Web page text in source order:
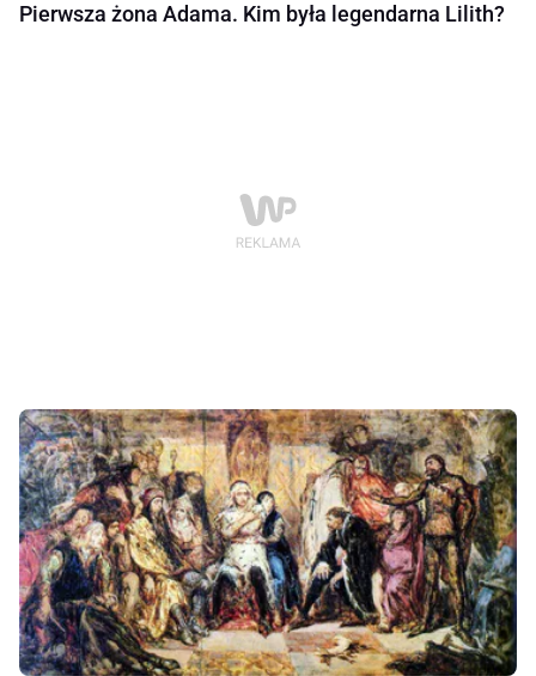
Pierwsza żona Adama. Kim była legendarna Lilith?